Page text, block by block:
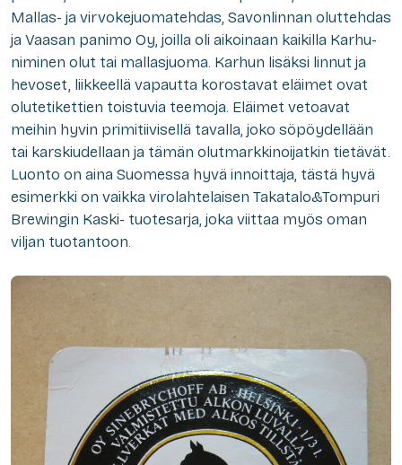
Mallas- ja virvokejuomatehdas, Savonlinnan oluttehdas
ja Vaasan panimo Oy, joilla oli aikoinaan kaikilla Karhu-
niminen olut tai mallasjuoma. Karhun lisäksi linnut ja
hevoset, liikkeellä vapautta korostavat eläimet ovat
olutetikettien toistuvia teemoja. Eläimet vetoavat
meihin hyvin primitiivisellä tavalla, joko söpöydellään
tai karskiudellaan ja tämän olutmarkkinoijatkin tietävät.
Luonto on aina Suomessa hyvä innoittaja, tästä hyvä
esimerkki on vaikka virolahtelaisen Takatalo&Tompuri
Brewingin Kaski- tuotesarja, joka viittaa myös oman
viljan tuotantoon.